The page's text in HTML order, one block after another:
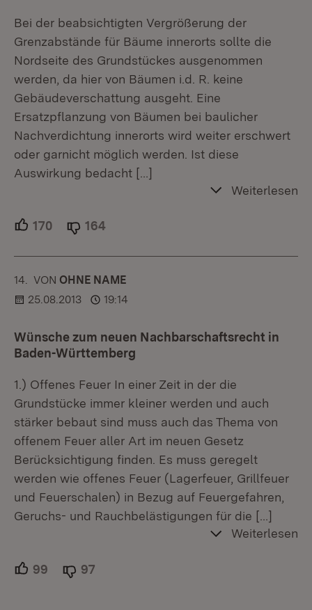
Bei der beabsichtigten Vergrößerung der
Grenzabstände für Bäume innerorts sollte die
Nordseite des Grundstückes ausgenommen
werden, da hier von Bäumen i.d. R. keine
Gebäudeverschattung ausgeht. Eine
Ersatzpflanzung von Bäumen bei baulicher
Nachverdichtung innerorts wird weiter erschwert
oder garnicht möglich werden. Ist diese
Auswirkung bedacht […]
Weiterlesen
170 Unterstützer.
164
14. KOMMENTAR
VON :OHNE NAME
25.08.2013
19:14
Wünsche zum neuen Nachbarschaftsrecht in
Baden-Württemberg
1.) Offenes Feuer In einer Zeit in der die
Grundstücke immer kleiner werden und auch
stärker bebaut sind muss auch das Thema von
offenem Feuer aller Art im neuen Gesetz
Berücksichtigung finden. Es muss geregelt
werden wie offenes Feuer (Lagerfeuer, Grillfeuer
und Feuerschalen) in Bezug auf Feuergefahren,
Geruchs- und Rauchbelästigungen für die […]
Weiterlesen
99 Unterstützer.
97